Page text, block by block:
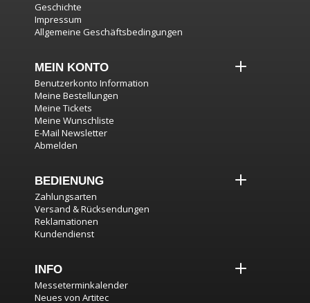
Geschichte
Impressum
Allgemeine Geschäftsbedingungen
MEIN KONTO
Benutzerkonto Information
Meine Bestellungen
Meine Tickets
Meine Wunschliste
E-Mail Newsletter
Abmelden
BEDIENUNG
Zahlungsarten
Versand & Rücksendungen
Reklamationen
Kundendienst
INFO
Messeterminkalender
Neues von Artitec